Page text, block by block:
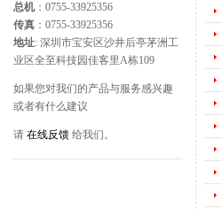
总机 ：0755-33925356
传真 ：0755-33925356
地址: 深圳市宝安区沙井后亭茅洲工
业区全至科技园佳客里A栋109
如果您对我们的产品与服务感兴趣
或者有什么建议
请 在线反馈 给我们。